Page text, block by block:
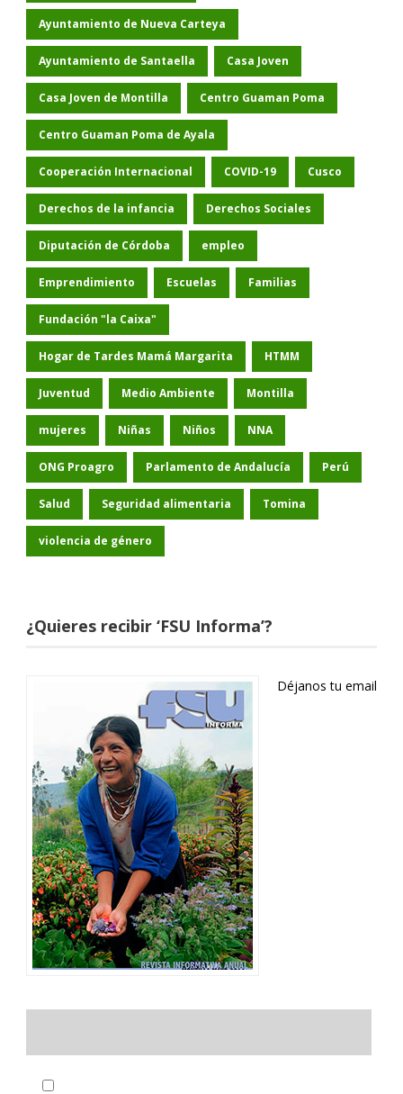
Ayuntamiento de Nueva Carteya
Ayuntamiento de Santaella Casa Joven
Casa Joven de Montilla Centro Guaman Poma
Centro Guaman Poma de Ayala
Cooperación Internacional COVID-19 Cusco
Derechos de la infancia Derechos Sociales
Diputación de Córdoba empleo
Emprendimiento Escuelas Familias
Fundación "la Caixa"
Hogar de Tardes Mamá Margarita HTMM
Juventud Medio Ambiente Montilla
mujeres Niñas Niños NNA
ONG Proagro Parlamento de Andalucía Perú
Salud Seguridad alimentaria Tomina
violencia de género
¿Quieres recibir ‘FSU Informa’?
Déjanos tu email